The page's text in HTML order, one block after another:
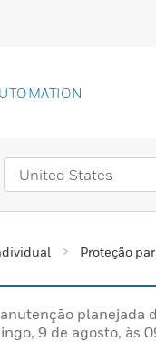
Proteção
planejada
9 de agosto, às